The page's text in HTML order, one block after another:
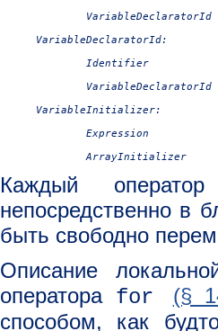
VariableDeclaratorId
VariableDeclaratorId:
Identifier
VariableDeclaratorId
VariableInitializer:
Expression
Каждый
непосредственно в
быть свободно
Описание
оператора for (§
способом, как